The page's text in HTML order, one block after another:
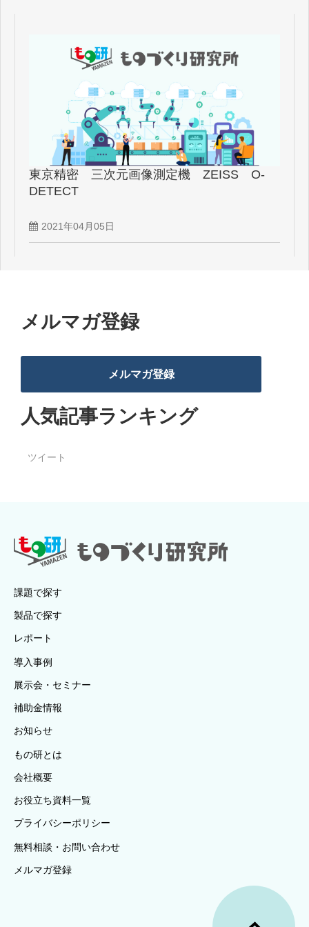
東京精密 三次元画像測定機 ZEISS O-
DETECT
2021年04月05日
メルマガ登録
メルマガ登録
人気記事ランキング
ツイート
課題で探す
製品で探す
レポート
導入事例
展示会・セミナー
補助金情報
お知らせ
もの研とは
会社概要
お役立ち資料一覧
プライバシーポリシー
無料相談・お問い合わせ
メルマガ登録